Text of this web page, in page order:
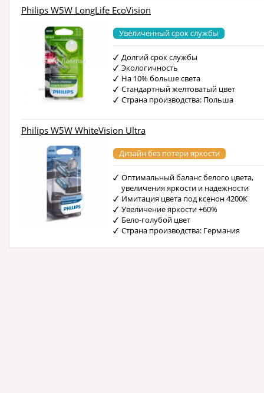
Philips W5W LongLife EcoVision
Увеличенный срок службы
Долгий срок службы
Экологичность
На 10% больше света
Стандартный желтоватый цвет
Страна производства: Польша
Philips W5W WhiteVision Ultra
Дизайн без потери яркости
Оптимальный баланс белого цвета,
увеличения яркости и надежности
Имитация цвета под ксенон 4200К
Увеличение яркости +60%
Бело-голубой цвет
Страна производства: Германия